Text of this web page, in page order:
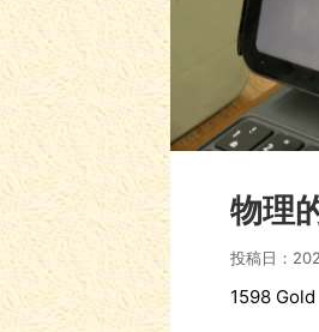
物理
投稿日：
1598 Gold